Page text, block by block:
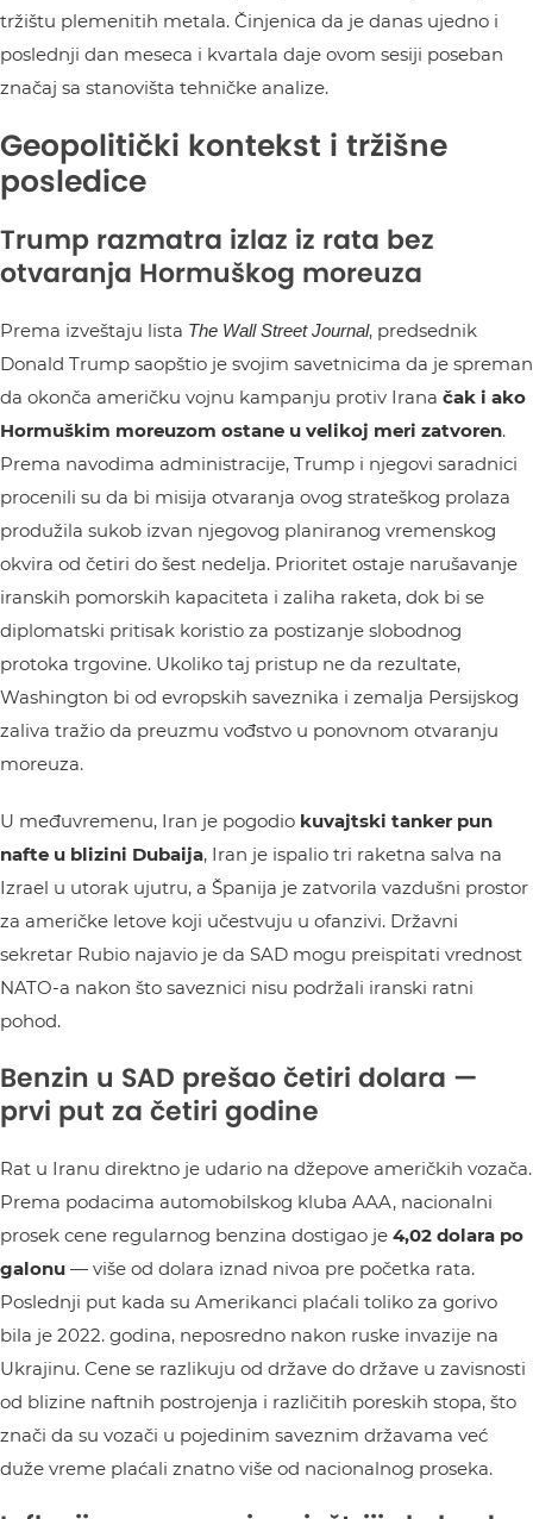
tržištu plemenitih metala. Činjenica da je danas ujedno i
poslednji dan meseca i kvartala daje ovom sesiji poseban
značaj sa stanovišta tehničke analize.
Geopolitički kontekst i tržišne
posledice
Trump razmatra izlaz iz rata bez
otvaranja Hormuškog moreuza
Prema izveštaju lista The Wall Street Journal, predsednik
Donald Trump saopštio je svojim savetnicima da je spreman
da okonča američku vojnu kampanju protiv Irana čak i ako
Hormuškim moreuzom ostane u velikoj meri zatvoren.
Prema navodima administracije, Trump i njegovi saradnici
procenili su da bi misija otvaranja ovog strateškog prolaza
produžila sukob izvan njegovog planiranog vremenskog
okvira od četiri do šest nedelja. Prioritet ostaje narušavanje
iranskih pomorskih kapaciteta i zaliha raketa, dok bi se
diplomatski pritisak koristio za postizanje slobodnog
protoka trgovine. Ukoliko taj pristup ne da rezultate,
Washington bi od evropskih saveznika i zemalja Persijskog
zaliva tražio da preuzmu vođstvo u ponovnom otvaranju
moreuza.
U međuvremenu, Iran je pogodio kuvajtski tanker pun
nafte u blizini Dubaija, Iran je ispalio tri raketna salva na
Izrael u utorak ujutru, a Španija je zatvorila vazdušni prostor
za američke letove koji učestvuju u ofanzivi. Državni
sekretar Rubio najavio je da SAD mogu preispitati vrednost
NATO-a nakon što saveznici nisu podržali iranski ratni
pohod.
Benzin u SAD prešao četiri dolara —
prvi put za četiri godine
Rat u Iranu direktno je udario na džepove američkih vozača.
Prema podacima automobilskog kluba AAA, nacionalni
prosek cene regularnog benzina dostigao je 4,02 dolara po
galonu — više od dolara iznad nivoa pre početka rata.
Poslednji put kada su Amerikanci plaćali toliko za gorivo
bila je 2022. godina, neposredno nakon ruske invazije na
Ukrajinu. Cene se razlikuju od države do države u zavisnosti
od blizine naftnih postrojenja i različitih poreskih stopa, što
znači da su vozači u pojedinim saveznim državama već
duže vreme plaćali znatno više od nacionalnog proseka.